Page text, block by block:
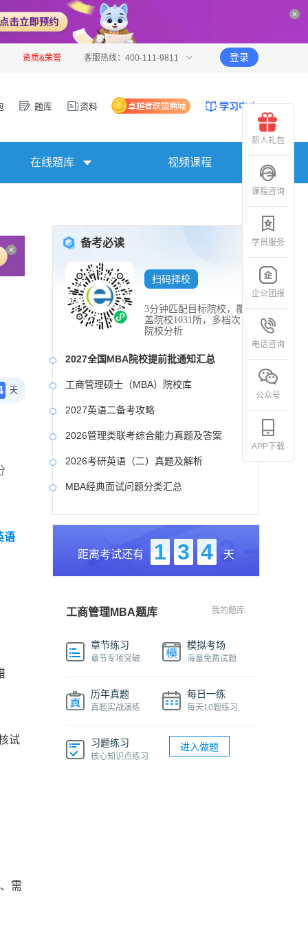
资质&荣誉 客服热线：400-111-9811 登录
题库 资料
在线题库 视频课程
天
语
试
需
备考必读
扫码择校
3分钟匹配目标院校，覆
盖院校1031所，多档次
院校分析
2027全国MBA院校提前批通知汇总
工商管理硕士（MBA）院校库
2027英语二备考攻略
2026管理类联考综合能力真题及答案
2026考研英语（二）真题及解析
MBA经典面试问题分类汇总
2017-2025近九年各科真题及详细解析
考研英语（二）试题库
2027写作备考攻略
距离考试还有 1 3 4 天
工商管理MBA题库 我的题库
章节练习
章节专项突破
模拟考场
海量免费试题
历年真题
真题实战演练
每日一练
每天10题练习
习题练习
核心知识点练习
进入做题
新人礼包
课程咨询
学员服务
企业团报
电话咨询
公众号
APP下载